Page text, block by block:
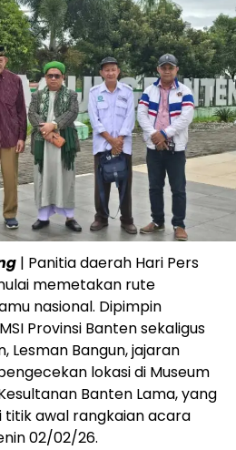
| Panitia daerah Hari Pers
memetakan rute
nasional. Dipimpin
Provinsi Banten sekaligus
Lesman Bangun, jajaran
lokasi di Museum
Banten Lama, yang
awal rangkaian acara
02/02/26.